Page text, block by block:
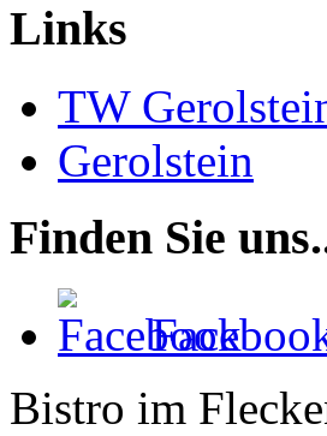
Links
TW
Gerolstein
Finden Sie
Bistro im